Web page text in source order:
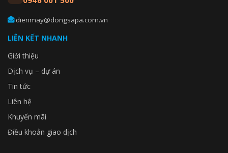
dienmay@dongsapa.com.vn
LIÊN KẾT NHANH
Giới thiệu
Dịch vụ – dự án
Tin tức
Liên hệ
Khuyến mãi
Điều khoản giao dịch